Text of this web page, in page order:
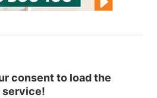
consent to load the
service!